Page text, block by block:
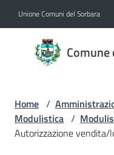
Unione Comuni del Sorbara
Comune
di
Amministrazione
Home /
Modulistica /
Autorizzazione vendita/